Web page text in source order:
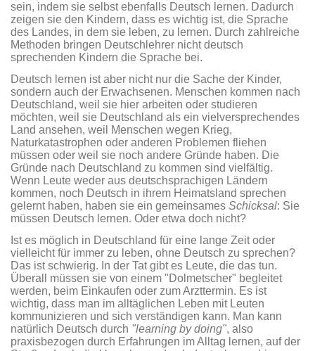
sein, indem sie selbst ebenfalls Deutsch lernen. Dadurch
zeigen sie den Kindern, dass es wichtig ist, die Sprache
des Landes, in dem sie leben, zu lernen. Durch zahlreiche
Methoden bringen Deutschlehrer nicht deutsch
sprechenden Kindern die Sprache bei.
Deutsch lernen ist aber nicht nur die Sache der Kinder,
sondern auch der Erwachsenen. Menschen kommen nach
Deutschland, weil sie hier arbeiten oder studieren
möchten, weil sie Deutschland als ein vielversprechendes
Land ansehen, weil Menschen wegen Krieg,
Naturkatastrophen oder anderen Problemen fliehen
müssen oder weil sie noch andere Gründe haben. Die
Gründe nach Deutschland zu kommen sind vielfältig.
Wenn Leute weder aus deutschsprachigen Ländern
kommen, noch Deutsch in ihrem Heimatsland sprechen
gelernt haben, haben sie ein gemeinsames Schicksal: Sie
müssen Deutsch lernen. Oder etwa doch nicht?
Ist es möglich in Deutschland für eine lange Zeit oder
vielleicht für immer zu leben, ohne Deutsch zu sprechen?
Das ist schwierig. In der Tat gibt es Leute, die das tun.
Überall müssen sie von einem "Dolmetscher" begleitet
werden, beim Einkaufen oder zum Arzttermin. Es ist
wichtig, dass man im alltäglichen Leben mit Leuten
kommunizieren und sich verständigen kann. Man kann
natürlich Deutsch durch "learning by doing", also
praxisbezogen durch Erfahrungen im Alltag lernen, auf der